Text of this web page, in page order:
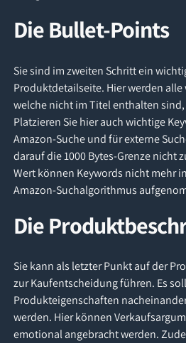
Die Bullet-Points
Sie sind im zweiten Schritt ein
Produktdetailseite. Hier werden
welche nicht im Titel enthalten
Platzieren Sie hier auch wichtige
Amazon-Suche und für externe
darauf die 1000 Bytes-Grenze nicht
Wert können Keywords nicht mehr
Amazon-Suchalgorithmus
Die
Sie kann als letzter Punkt auf der
zur Kaufentscheidung führen. Es
Produkteigenschaften
werden. Hier können
emotional angebracht werden.